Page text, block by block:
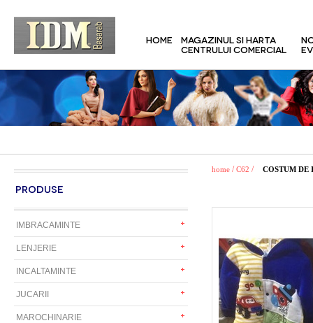
HOME
MAGAZINUL SI HARTA
CENTRULUI COMERCIAL
PRODUSE
IMBRACAMINTE
LENJERIE
INCALTAMINTE
JUCARII
MAROCHINARIE
home / C62 / COSTUM DE